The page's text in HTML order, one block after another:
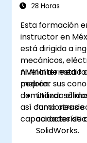
28 Horas
Esta formación
instructor en
está dirigida a
mecánicos,
nivel intermedio
mejorar sus
dominando el
así como otras
capacidades de
Al final de esta
podrán:
Utilizar
funciones
SolidWorks.